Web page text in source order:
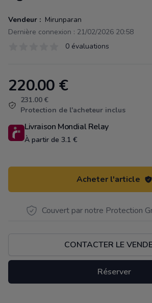
Vendeur : Mirunparan
Dernière connexion : 21/02/2026 20:58
0 évaluations
Product information
220.00 €
231.00 €
Protection de l'acheteur inclus
Livraison Mondial Relay
À partir de 3.1 €
Acheter l'article
Couvert par notre Protection
CONTACTER LE
Réserver